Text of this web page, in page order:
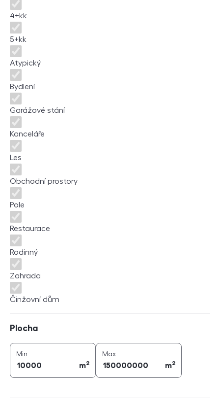
4+kk
5+kk
Atypický
Bydlení
Garážové stání
Kanceláře
Les
Obchodní prostory
Pole
Restaurace
Rodinný
Zahrada
Činžovní dům
Plocha
Min
m2
Maxplocha (
m2